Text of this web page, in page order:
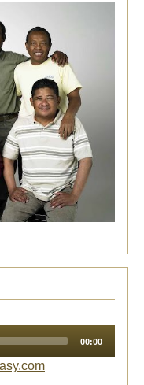
00:00